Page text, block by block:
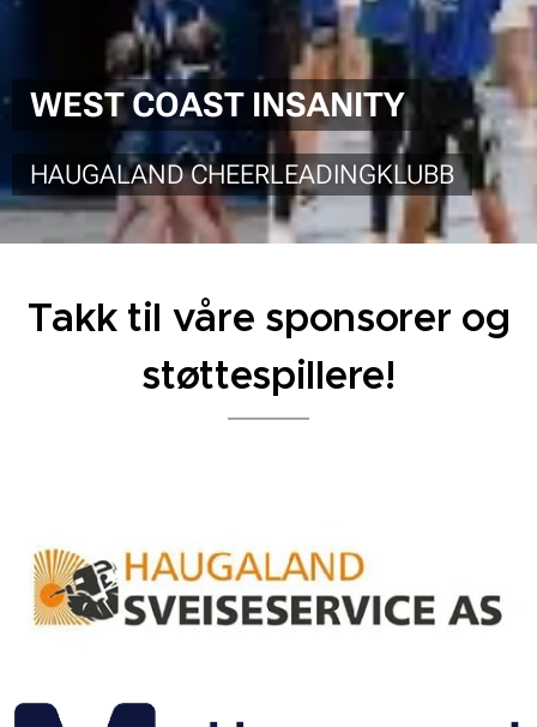
WEST COAST INSANITY
HAUGALAND CHEERLEADINGKLUBB
Takk til våre sponsorer og
støttespillere!